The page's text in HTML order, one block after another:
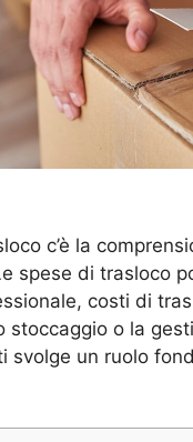
c’è la
spese di trasloco
costi di
o la
svolge un ruolo